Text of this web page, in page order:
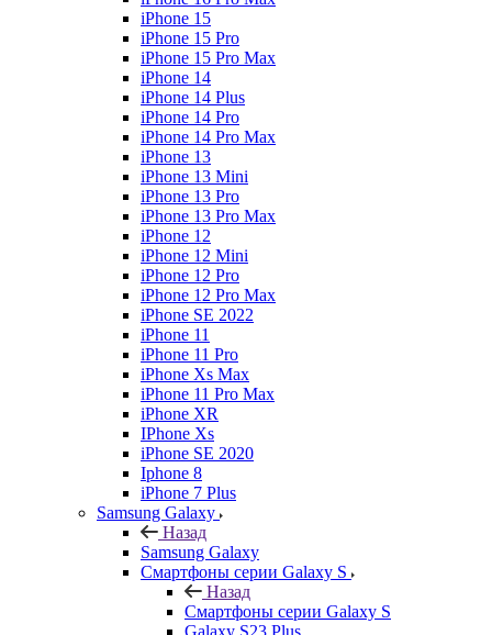
iPhone 15
iPhone 15 Pro
iPhone 15 Pro Max
iPhone 14
iPhone 14 Plus
iPhone 14 Pro
iPhone 14 Pro Max
iPhone 13
iPhone 13 Mini
iPhone 13 Pro
iPhone 13 Pro Max
iPhone 12
iPhone 12 Mini
iPhone 12 Pro
iPhone 12 Pro Max
iPhone SE 2022
iPhone 11
iPhone 11 Pro
iPhone Xs Max
iPhone 11 Pro Max
iPhone XR
IPhone Xs
iPhone SE 2020
Iphone 8
iPhone 7 Plus
Samsung Galaxy
Назад
Samsung Galaxy
Смартфоны серии Galaxy S
Назад
Смартфоны серии Galaxy S
Galaxy S23 Plus